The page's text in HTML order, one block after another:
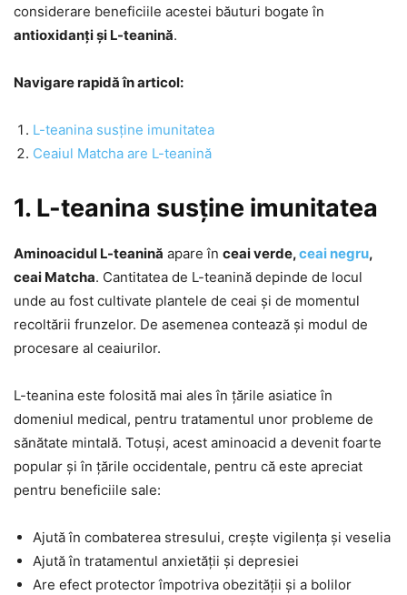
considerare beneficiile acestei băuturi bogate în
antioxidanți și L-teanină.
Navigare rapidă în articol:
L-teanina susține imunitatea
Ceaiul Matcha are L-teanină
1. L-teanina susține imunitatea
Aminoacidul L-teanină apare în ceai verde,ceai negru,
ceai Matcha. Cantitatea de L-teanină depinde de locul
unde au fost cultivate plantele de ceai și de momentul
recoltării frunzelor. De asemenea contează și modul de
procesare al ceaiurilor.
L-teanina este folosită mai ales în țările asiatice în
domeniul medical, pentru tratamentul unor probleme de
sănătate mintală. Totuși, acest aminoacid a devenit foarte
popular și în țările occidentale, pentru că este apreciat
pentru beneficiile sale:
Ajută în combaterea stresului, crește vigilența și veselia
Ajută în tratamentul anxietății și depresiei
Are efect protector împotriva obezității și a bolilor